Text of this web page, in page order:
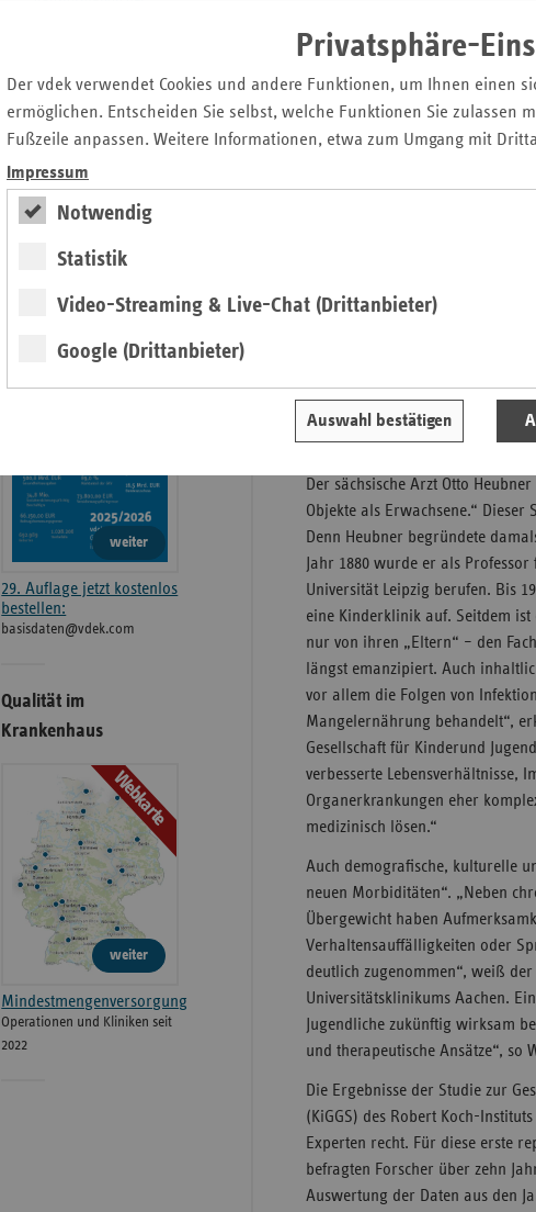
Privatsphäre-
Der vdek verwendet Cookies und andere Funktionen, um Ihnen einen
ermöglichen. Entscheiden Sie selbst, welche Funktionen Sie zulassen
Fußzeile anpassen. Weitere Informationen, etwa zum Umgang mit
Impressum
Notwendig
Statistik
Video-Streaming & Live-Chat (Drittanbieter)
Google (Drittanbieter)
Auswahl bestätigen
scheitern jedoch an den
andauernden körperlichen oder
Kinderärzte Unterstützung.
Der sächsische Arzt Otto
Objekte als Erwachsene.“
Denn Heubner begründete
Jahr 1880 wurde er als
Universität Leipzig berufen. Bis
eine Kinderklinik auf. Seitdem
nur von ihren „Eltern“ – den
längst emanzipiert. Auch
vor allem die Folgen von
Mangelernährung behandelt“,
Gesellschaft für Kinderund
verbesserte Lebensverhältnisse,
Organerkrankungen eher
medizinisch lösen.“
Auch demografische, kulturelle
neuen Morbiditäten“. „Neben
Übergewicht haben
Verhaltensauffälligkeiten oder
deutlich zugenommen“, weiß
Universitätsklinikums Aachen.
Jugendliche zukünftig wirksam
und therapeutische Ansätze“, so
Die Ergebnisse der Studie zur
(KiGGS) des Robert Koch-
Experten recht. Für diese erste
befragten Forscher über zehn
Auswertung der Daten aus den
Archiv
Impressum Magazin
Informationen
erschienen
Broschüre
weiter
29. Auflage jetzt kostenlos
bestellen:
basisdaten@vdek.com
Qualität im
Krankenhaus
Webkarte
weiter
Mindestmengenversorgung
Operationen und Kliniken seit
2022